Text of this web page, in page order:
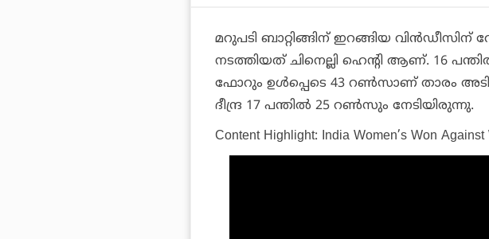
മറുപടി ബാറ്റിങ്ങിന് ഇറങ്ങിയ വിന്‍ഡീസിന്
നടത്തിയത് ചിനെല്ലി ഹെന്റി ആണ്. 16
ഫോറും ഉള്‍പ്പെടെ 43 റണ്‍സാണ് താരം
ദീന്ദ്ര 17 പന്തില്‍ 25 റണ്‍സും നേടിയിരുന്നു.
Content Highlight: India Women’s Won